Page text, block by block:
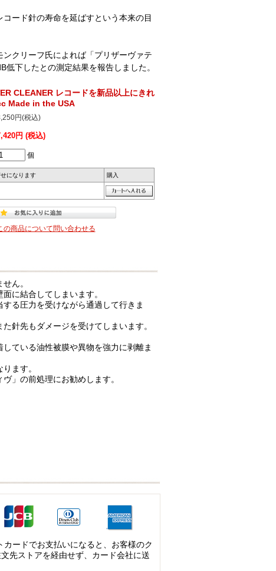
ード針の寿命を延ばすという本来の目
クリーフ氏によれば「プリザーヴァテ
下したとの測定結果を報告しました。
CLEANER レコードを新品以上にきれ
Made in the USA
円(税込)
円 (税込)
個
になります 購入
の商品について問い合わせる
ん。
に結合してしまいます。
る圧力を受けながら通過して行きま
針先もダメージを受けてしまいます。
ている油性被膜や異物を強力に剥離ま
ます。
」の前処理にお勧めします。
ードでお支払いになると、お客様のク
先ストアを経由せず、カード会社に送